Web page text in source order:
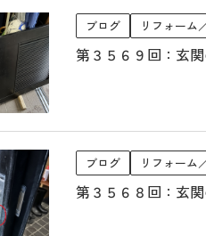
ブログ リフォーム
第３５６９回：玄
ブログ リフォーム
第３５６８回：玄